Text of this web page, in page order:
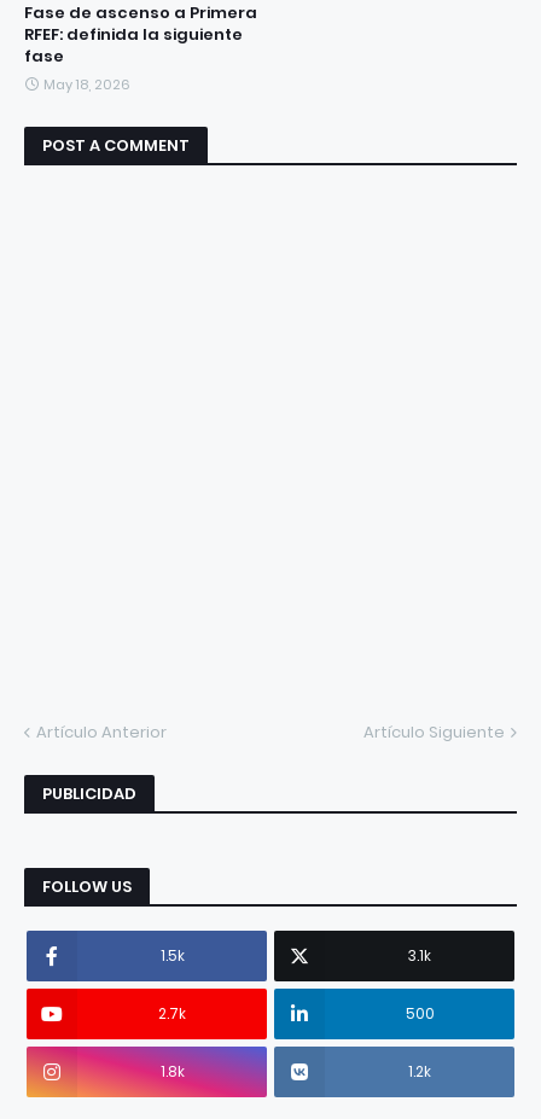
Fase de ascenso a Primera
RFEF: definida la siguiente
fase
May 18, 2026
POST A COMMENT
Artículo Anterior Artículo Siguiente
PUBLICIDAD
FOLLOW US
1.5k 3.1k
2.7k 500
1.8k 1.2k